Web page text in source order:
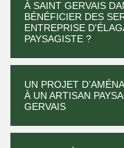
À SAINT GERVAIS
BÉNÉFICIER DES
ENTREPRISE
PAYSAGISTE ?
UN PROJET
À UN ARTISAN
GERVAIS